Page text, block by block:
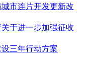
市连片开发更新改
于进一步加强征收
三年行动方案